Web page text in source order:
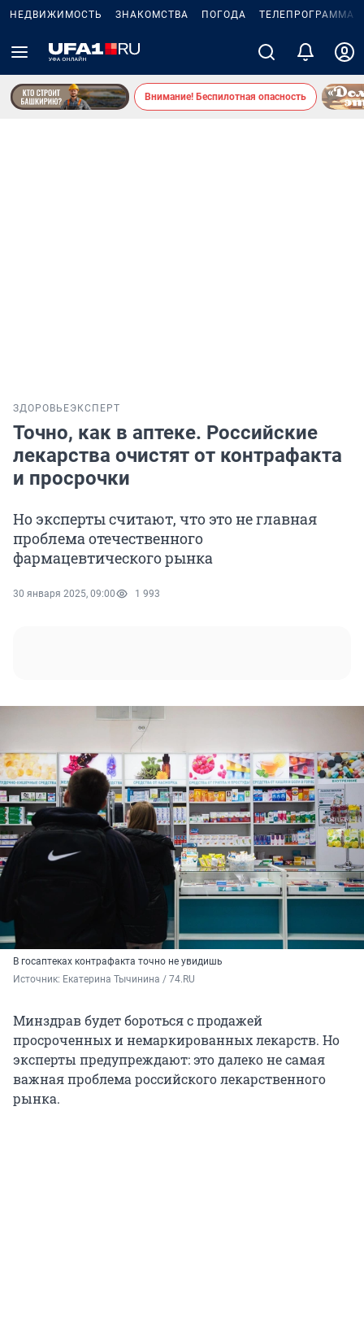
НЕДВИЖИМОСТЬ ЗНАКОМСТВА ПОГОДА ТЕЛЕПРОГРАММА
Внимание! Беспилотная опасность
ЗДОРОВЬЕЭКСПЕРТ
Точно, как в аптеке. Российские
лекарства очистят от контрафакта
и просрочки
Но эксперты считают, что это не главная
проблема отечественного
фармацевтического рынка
30 января 2025, 09:00 1 993
В госаптеках контрафакта точно не увидишь
Источник: Екатерина Тычинина / 74.RU
Минздрав будет бороться с продажей
просроченных и немаркированных лекарств. Но
эксперты предупреждают: это далеко не самая
важная проблема российского лекарственного
рынка.